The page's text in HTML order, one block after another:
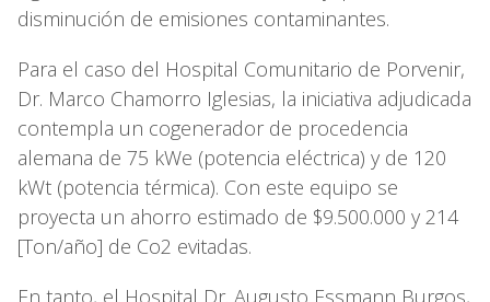
disminución de emisiones contaminantes.
Para el caso del Hospital Comunitario de Porvenir,
Dr. Marco Chamorro Iglesias, la iniciativa adjudicada
contempla un cogenerador de procedencia
alemana de 75 kWe (potencia eléctrica) y de 120
kWt (potencia térmica). Con este equipo se
proyecta un ahorro estimado de $9.500.000 y 214
[Ton/año] de Co2 evitadas.
En tanto, el Hospital Dr. Augusto Essmann Burgos,